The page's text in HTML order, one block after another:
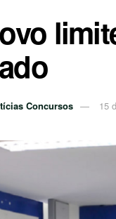
Concursos 15